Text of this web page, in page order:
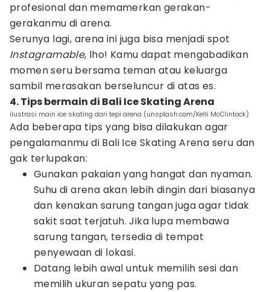
profesional dan memamerkan gerakan-
gerakanmu di arena.
Serunya lagi, arena ini juga bisa menjadi spot
Instagramable, lho! Kamu dapat mengabadikan
momen seru bersama teman atau keluarga
sambil merasakan berseluncur di atas es.
4. Tips bermain di Bali Ice Skating Arena
ilustrasi main ice skating dari tepi arena (unsplash.com/Kelli McClintock)
Ada beberapa tips yang bisa dilakukan agar
pengalamanmu di Bali Ice Skating Arena seru dan
gak terlupakan:
Gunakan pakaian yang hangat dan nyaman.
Suhu di arena akan lebih dingin dari biasanya
dan kenakan sarung tangan juga agar tidak
sakit saat terjatuh. Jika lupa membawa
sarung tangan, tersedia di tempat
penyewaan di lokasi.
Datang lebih awal untuk memilih sesi dan
memilih ukuran sepatu yang pas.